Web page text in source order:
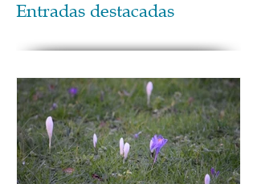
Entradas destacadas